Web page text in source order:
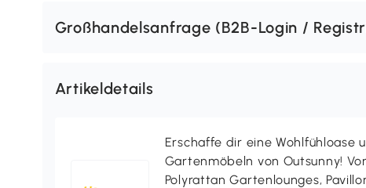
Großhandelsanfrage (B2B-Login /
Artikeldetails
Erschaffe dir eine Wohlfühloase
Gartenmöbeln von Outsunny!
Polyrattan Gartenlounges,